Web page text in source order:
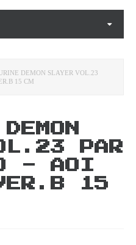
DEMON SLAYER VOL.23
15 CM
PAR
- AOI
15